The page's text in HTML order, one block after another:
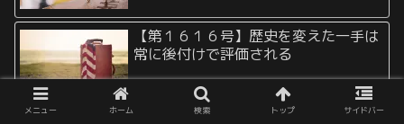
【第１６１６号】歴史を変えた一手は
常に後付けで評価される
【第１６１５号】取り返しのつかない
メニュー ホーム 検索 トップ サイドバー